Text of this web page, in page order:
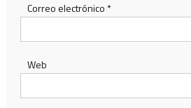
Correo electrónico *
Web